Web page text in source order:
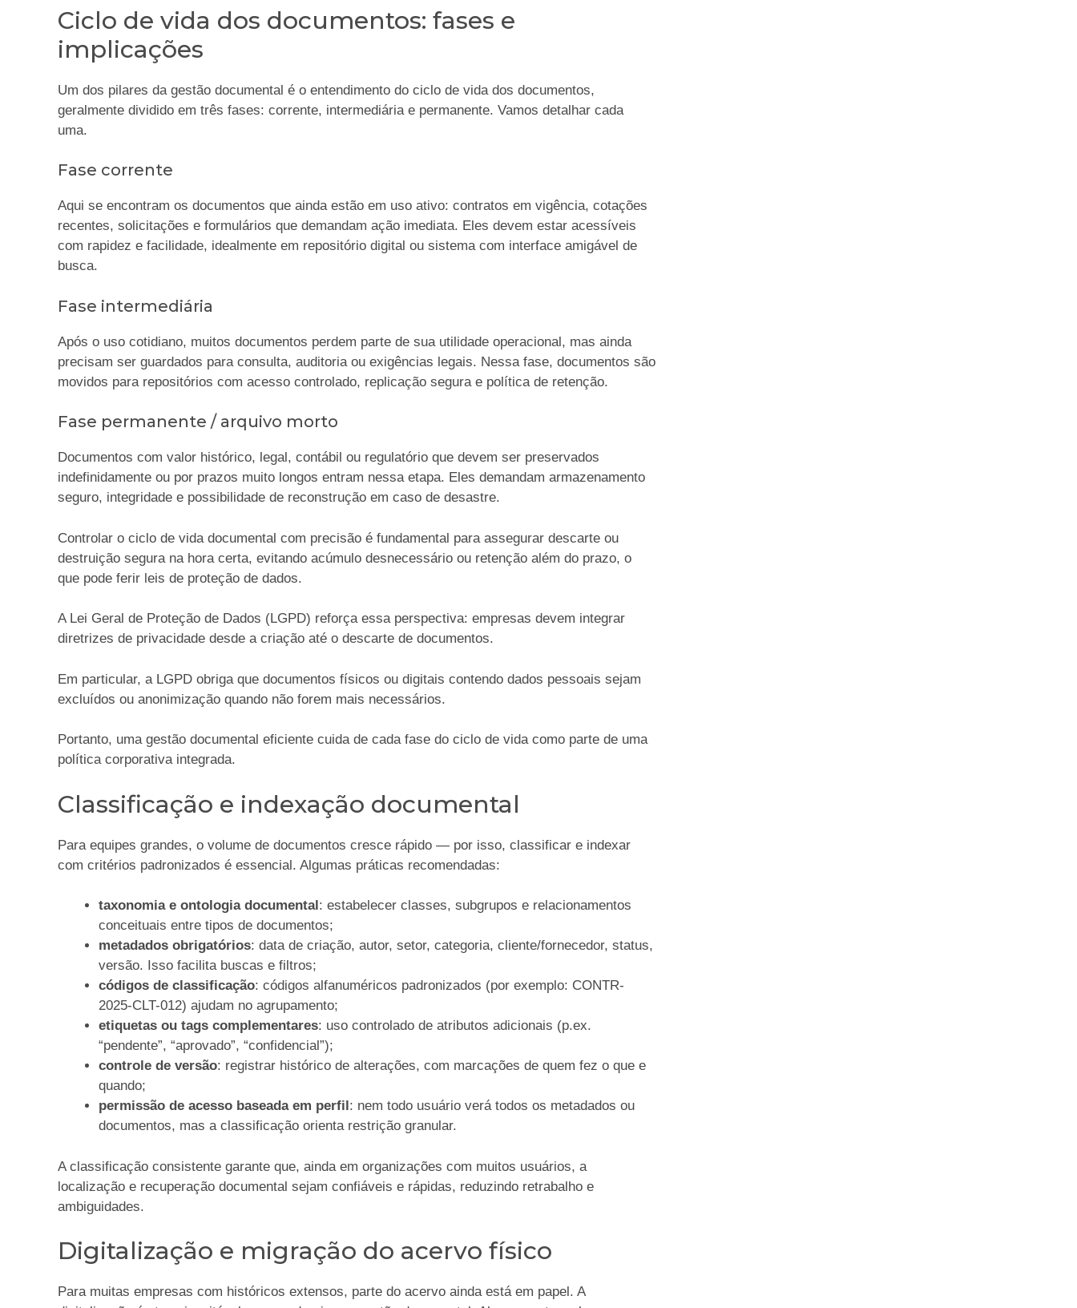
Ciclo de vida dos documentos: fases e
implicações
Um dos pilares da gestão documental é o entendimento do ciclo de vida dos documentos,
geralmente dividido em três fases: corrente, intermediária e permanente. Vamos detalhar cada
uma.
Fase corrente
Aqui se encontram os documentos que ainda estão em uso ativo: contratos em vigência, cotações
recentes, solicitações e formulários que demandam ação imediata. Eles devem estar acessíveis
com rapidez e facilidade, idealmente em repositório digital ou sistema com interface amigável de
busca.
Fase intermediária
Após o uso cotidiano, muitos documentos perdem parte de sua utilidade operacional, mas ainda
precisam ser guardados para consulta, auditoria ou exigências legais. Nessa fase, documentos são
movidos para repositórios com acesso controlado, replicação segura e política de retenção.
Fase permanente / arquivo morto
Documentos com valor histórico, legal, contábil ou regulatório que devem ser preservados
indefinidamente ou por prazos muito longos entram nessa etapa. Eles demandam armazenamento
seguro, integridade e possibilidade de reconstrução em caso de desastre.
Controlar o ciclo de vida documental com precisão é fundamental para assegurar descarte ou
destruição segura na hora certa, evitando acúmulo desnecessário ou retenção além do prazo, o
que pode ferir leis de proteção de dados.
A Lei Geral de Proteção de Dados (LGPD) reforça essa perspectiva: empresas devem integrar
diretrizes de privacidade desde a criação até o descarte de documentos.
Em particular, a LGPD obriga que documentos físicos ou digitais contendo dados pessoais sejam
excluídos ou anonimização quando não forem mais necessários.
Portanto, uma gestão documental eficiente cuida de cada fase do ciclo de vida como parte de uma
política corporativa integrada.
Classificação e indexação documental
Para equipes grandes, o volume de documentos cresce rápido — por isso, classificar e indexar
com critérios padronizados é essencial. Algumas práticas recomendadas:
taxonomia e ontologia documental: estabelecer classes, subgrupos e relacionamentos
conceituais entre tipos de documentos;
metadados obrigatórios: data de criação, autor, setor, categoria, cliente/fornecedor, status,
versão. Isso facilita buscas e filtros;
códigos de classificação: códigos alfanuméricos padronizados (por exemplo: CONTR-
2025-CLT-012) ajudam no agrupamento;
etiquetas ou tags complementares: uso controlado de atributos adicionais (p.ex.
“pendente”, “aprovado”, “confidencial”);
controle de versão: registrar histórico de alterações, com marcações de quem fez o que e
quando;
permissão de acesso baseada em perfil: nem todo usuário verá todos os metadados ou
documentos, mas a classificação orienta restrição granular.
A classificação consistente garante que, ainda em organizações com muitos usuários, a
localização e recuperação documental sejam confiáveis e rápidas, reduzindo retrabalho e
ambiguidades.
Digitalização e migração do acervo físico
Para muitas empresas com históricos extensos, parte do acervo ainda está em papel. A